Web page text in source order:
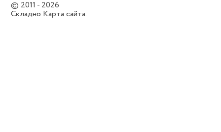
© 2011 - 2026
Складно Карта сайта.